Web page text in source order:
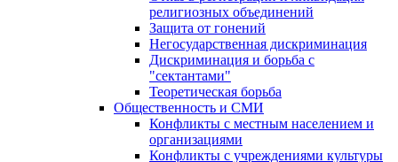
религиозных объединений
Защита от гонений
Негосударственная дискриминация
Дискриминация и борьба с
"сектантами"
Теоретическая борьба
Общественность и СМИ
Конфликты с местным населением и
организациями
Конфликты с учреждениями культуры